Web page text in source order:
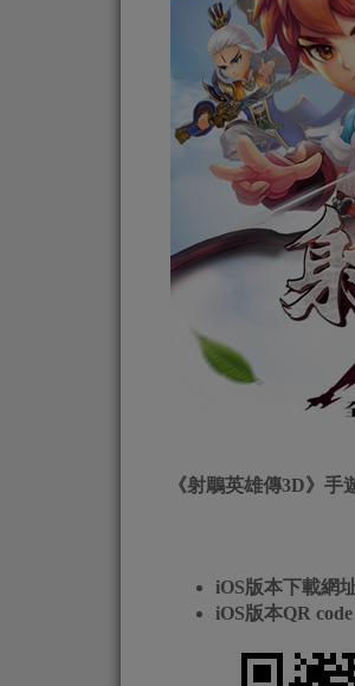
《射鵰英雄傳3D》
iOS版本下載網
iOS版本QR code